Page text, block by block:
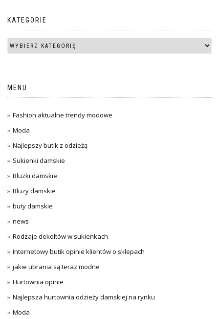
KATEGORIE
MENU
Fashion aktualne trendy modowe
Moda
Najlepszy butik z odzieżą
Sukienki damskie
Bluzki damskie
Bluzy damskie
buty damskie
news
Rodzaje dekoltów w sukienkach
Internetowy butik opinie klientów o sklepach
jakie ubrania są teraz modne
Hurtownia opinie
Najlepsza hurtownia odzieży damskiej na rynku
Moda